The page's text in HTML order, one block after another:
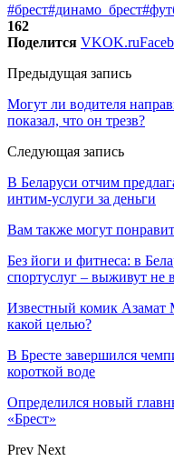
#брест#динамо_брест
162
Поделится VKOK.ru
Предыдущая запись
Могут ли водителя
показал, что он трезв?
Следующая запись
В Беларуси отчим
интим-услуги за деньги
Вам также могут
Без йоги и фитнеса: в
спортуслуг – выживут не
Известный комик Азамат
какой целью?
В Бресте завершился
короткой воде
Определился новый
«Брест»
Prev Next